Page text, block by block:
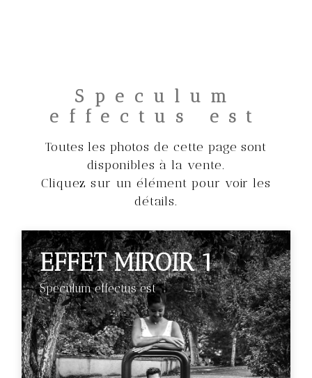
Speculum
effectus est
Toutes les photos de cette page sont
disponibles à la vente.
Cliquez sur un élément pour voir les
détails.
EFFET MIROIR 1
Speculum effectus est
€89